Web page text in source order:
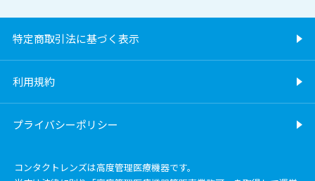
特定商取引法に基づく表示
利用規約
プライバシーポリシー
コンタクトレンズは高度管理医療機器です。